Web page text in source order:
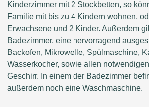
Kinderzimmer mit 2 Stockbetten, so
Familie mit bis zu 4 Kindern wohnen,
Erwachsene und 2 Kinder. Außerdem
Badezimmer, eine hervorragend
Backofen, Mikrowelle, Spülmaschine,
Wasserkocher, sowie allen
Geschirr. In einem der Badezimmer
außerdem noch eine Waschmaschine.